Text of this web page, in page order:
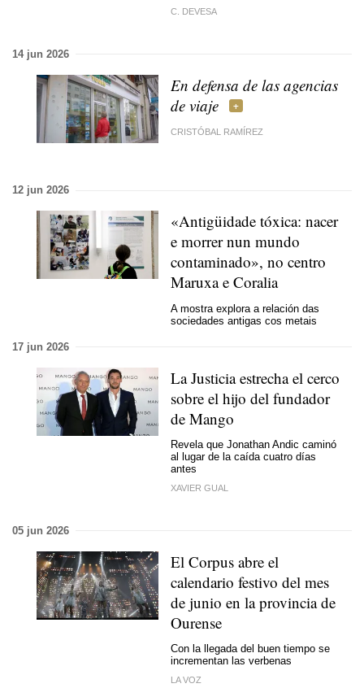
C. DEVESA
14 jun 2026
En defensa de las agencias
de viaje
CRISTÓBAL RAMÍREZ
12 jun 2026
«Antigüidade tóxica: nacer
e morrer nun mundo
contaminado», no centro
Maruxa e Coralia
A mostra explora a relación das
sociedades antigas cos metais
17 jun 2026
La Justicia estrecha el cerco
sobre el hijo del fundador
de Mango
Revela que Jonathan Andic caminó
al lugar de la caída cuatro días
antes
XAVIER GUAL
05 jun 2026
El Corpus abre el
calendario festivo del mes
de junio en la provincia de
Ourense
Con la llegada del buen tiempo se
incrementan las verbenas
LA VOZ